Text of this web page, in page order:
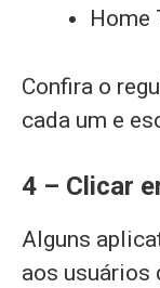
Home
Confira o
cada um e
4 – Clicar
Alguns
aos usuários